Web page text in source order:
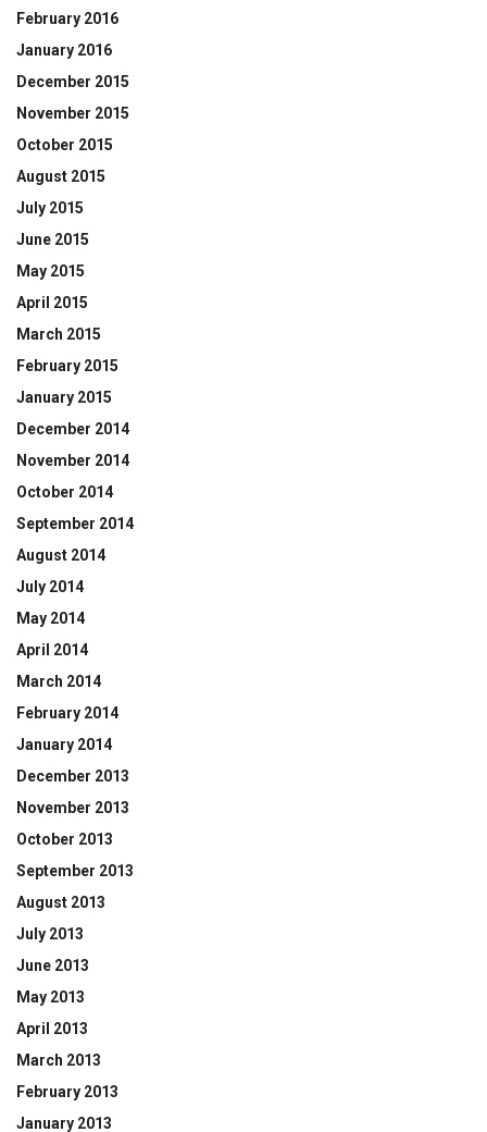
February 2016
January 2016
December 2015
November 2015
October 2015
August 2015
July 2015
June 2015
May 2015
April 2015
March 2015
February 2015
January 2015
December 2014
November 2014
October 2014
September 2014
August 2014
July 2014
May 2014
April 2014
March 2014
February 2014
January 2014
December 2013
November 2013
October 2013
September 2013
August 2013
July 2013
June 2013
May 2013
April 2013
March 2013
February 2013
January 2013